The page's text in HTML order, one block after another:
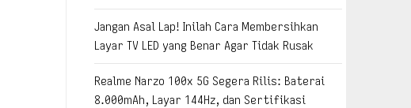
Jangan Asal Lap! Inilah Cara Membersihkan
Layar TV LED yang Benar Agar Tidak Rusak
Realme Narzo 100x 5G Segera Rilis: Baterai
8.000mAh, Layar 144Hz, dan Sertifikasi